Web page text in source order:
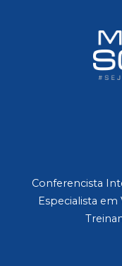
Conferencista
Especialista em